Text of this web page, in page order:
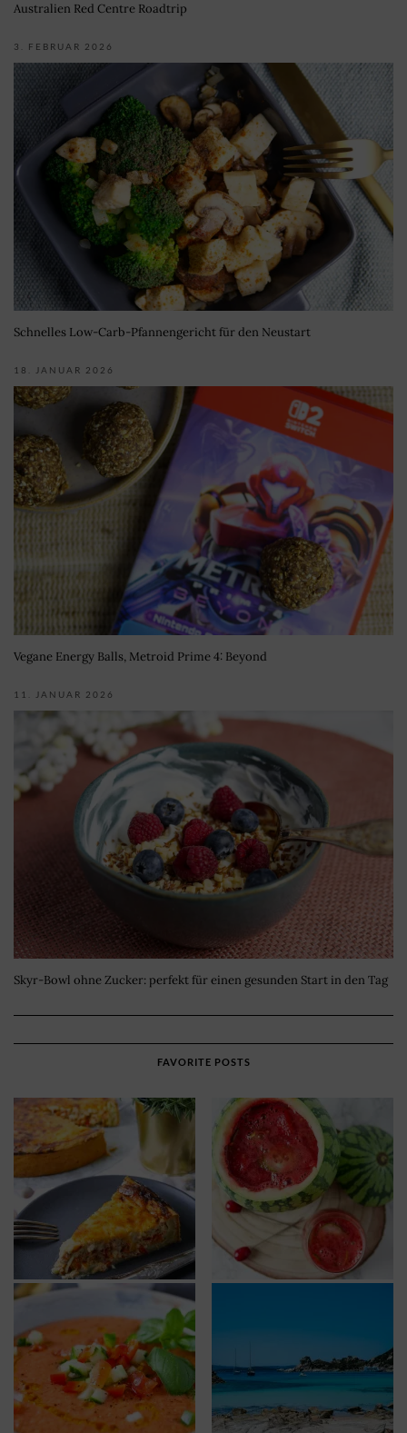
Australien Red Centre Roadtrip
3. FEBRUAR 2026
Schnelles Low-Carb-Pfannengericht für den Neustart
18. JANUAR 2026
Vegane Energy Balls, Metroid Prime 4: Beyond
11. JANUAR 2026
Skyr-Bowl ohne Zucker: perfekt für einen gesunden Start in den Tag
FAVORITE POSTS